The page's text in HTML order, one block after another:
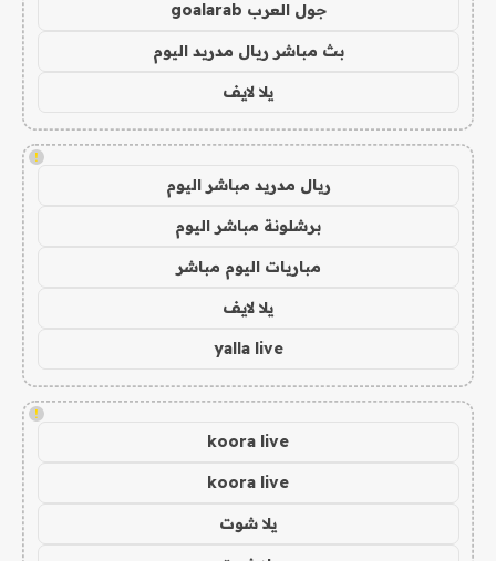
جول العرب goalarab
بث مباشر ريال مدريد اليوم
يلا لايف
!
ريال مدريد مباشر اليوم
برشلونة مباشر اليوم
مباريات اليوم مباشر
يلا لايف
yalla live
!
koora live
koora live
يلا شوت